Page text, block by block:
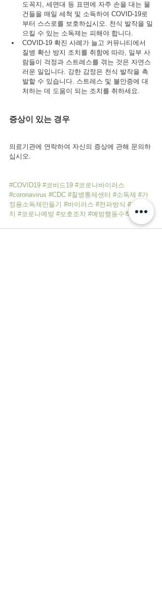
도꼭지, 세면대 등 표면에 자주 손을 대는 물
건들을 매일 세척 및 소독하여 COVID-19로
부터 스스로를 보호하십시오. 천식 발작을 일
으킬 수 있는 소독제는 피해야 합니다.
COVID-19 확진 사례가 늘고 커뮤니티에서
질병 확산 방지 조치를 취함에 따라, 일부 사
람들이 걱정과 스트레스를 겪는 것은 자연스
러운 일입니다. 강한 감정은 천식 발작을 촉
발할 수 있습니다. 스트레스 및 불안증에 대
처하는 데 도움이 되는 조치를 취하세요.
증상이 있는 경우
의료기관에 연락하여 자신의 증상에 관해 문의하
십시오.
#COVID19 #코비드19 #코로나바이러스
#coronavirus #CDC #질병통제센터 #소독제 #가
정용소독제만들기 #바이러스 #전파방식 #예방조
치 #코로나예방 #보호조치 #예방행동수칙 #천식